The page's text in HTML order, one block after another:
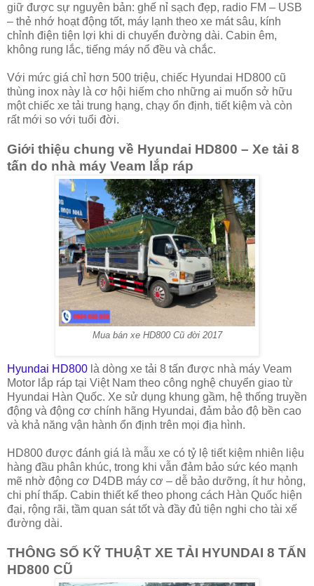
giữ được sự nguyên bản: ghế nỉ sạch đẹp, radio FM – USB
– thẻ nhớ hoạt động tốt, máy lạnh theo xe mát sâu, kính
chỉnh điện tiện lợi khi di chuyển đường dài. Cabin êm,
không rung lắc, tiếng máy nổ đều và chắc.
Với mức giá chỉ hơn 500 triệu, chiếc Hyundai HD800 cũ
thùng inox này là cơ hội hiếm cho những ai muốn sở hữu
một chiếc xe tải trung hạng, chạy ổn định, tiết kiệm và còn
rất mới so với tuổi đời.
Giới thiệu chung về Hyundai HD800 – Xe tải 8
tấn do nhà máy Veam lắp ráp
Mua bán xe HD800 Cũ đời 2017
Hyundai HD800 là dòng xe tải 8 tấn được nhà máy Veam
Motor lắp ráp tại Việt Nam theo công nghệ chuyển giao từ
Hyundai Hàn Quốc. Xe sử dụng khung gầm, hệ thống truyền
động và động cơ chính hãng Hyundai, đảm bảo độ bền cao
và khả năng vận hành ổn định trên mọi địa hình.
HD800 được đánh giá là mẫu xe có tỷ lệ tiết kiệm nhiên liệu
hàng đầu phân khúc, trong khi vẫn đảm bảo sức kéo mạnh
mẽ nhờ động cơ D4DB máy cơ – dễ bảo dưỡng, ít hư hỏng,
chi phí thấp. Cabin thiết kế theo phong cách Hàn Quốc hiện
đại, rộng rãi, tầm quan sát tốt và đầy đủ tiện nghi cho tài xế
đường dài.
THÔNG SỐ KỸ THUẬT XE TẢI HYUNDAI 8 TẤN
HD800 CŨ